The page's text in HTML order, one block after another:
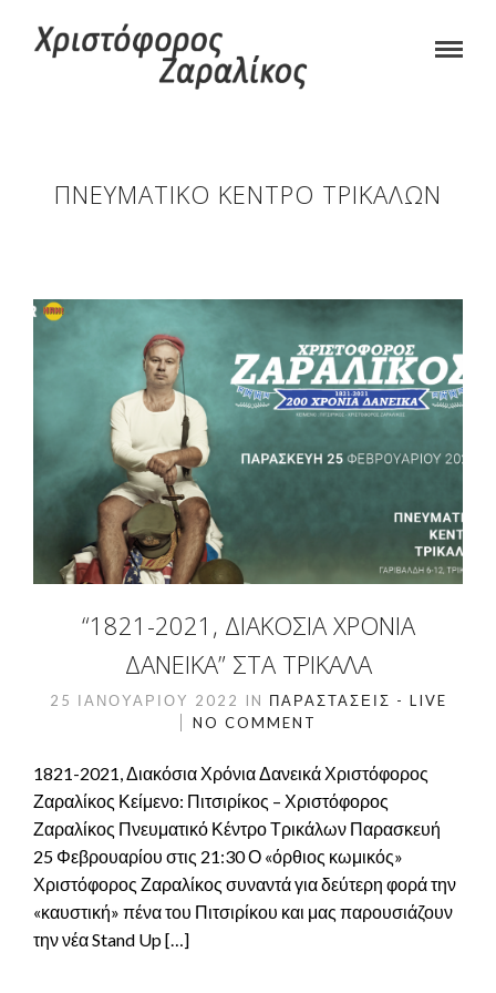
ΠΝΕΥΜΑΤΙΚΌ ΚΈΝΤΡΟ ΤΡΙΚΆΛΩΝ
“1821-2021, ΔΙΑΚΌΣΙΑ ΧΡΌΝΙΑ
ΔΑΝΕΙΚΆ” ΣΤΑ ΤΡΊΚΑΛΑ
25 ΙΑΝΟΥΑΡΊΟΥ 2022 IN ΠΑΡΑΣΤΆΣΕΙΣ - LIVE
NO COMMENT
1821-2021, Διακόσια Χρόνια Δανεικά Χριστόφορος
Ζαραλίκος Κείμενο: Πιτσιρίκος – Χριστόφορος
Ζαραλίκος Πνευματικό Κέντρο Τρικάλων Παρασκευή
25 Φεβρουαρίου στις 21:30 Ο «όρθιος κωμικός»
Χριστόφορος Ζαραλίκος συναντά για δεύτερη φορά την
«καυστική» πένα του Πιτσιρίκου και μας παρουσιάζουν
την νέα Stand Up […]